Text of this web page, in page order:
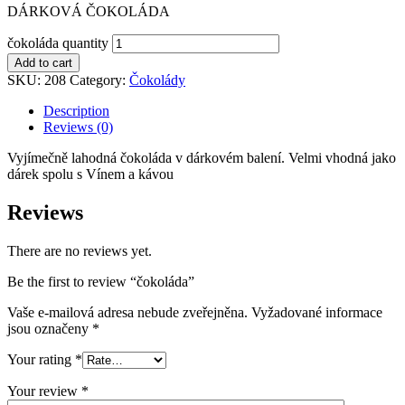
DÁRKOVÁ ČOKOLÁDA
čokoláda quantity
Add to cart
SKU: 208 Category: Čokolády
Description
Reviews (0)
Vyjímečně lahodná čokoláda v dárkovém balení. Velmi vhodná jako
dárek spolu s Vínem a kávou
Reviews
There are no reviews yet.
Be the first to review “čokoláda”
Vaše e-mailová adresa nebude zveřejněna. Vyžadované informace
jsou označeny *
Your rating *
Your review *